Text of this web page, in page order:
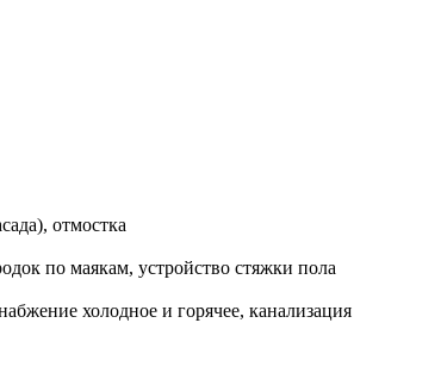
отмостка
по маякам, устройство стяжки пола
холодное и горячее, канализация